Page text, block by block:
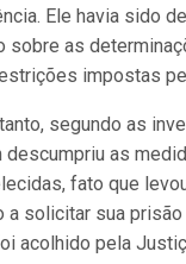
Ele havia sido
sobre as
impostas
segundo as
descumpriu as
fato que
a solicitar sua prisão
acolhido pela